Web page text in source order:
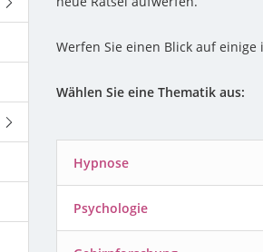
Werfen Sie einen Blick auf einige
Wählen Sie eine Thematik aus:
Hypnose
Psychologie